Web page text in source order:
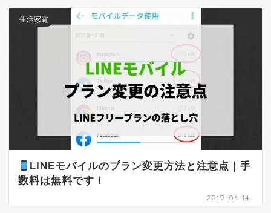
生活家電
LINEモバイルのプラン変更方法と注意点｜手
数料は無料です！
2019-06-14